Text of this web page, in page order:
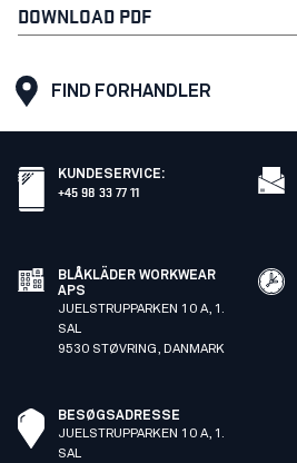
DOWNLOAD PDF
FIND FORHANDLER
KUNDESERVICE:
+45 98 33 77 11
BLÅKLÄDER WORKWEAR
APS
JUELSTRUPPARKEN 10 A, 1.
SAL
9530 STØVRING, DANMARK
BESØGSADRESSE
JUELSTRUPPARKEN 10 A, 1.
SAL